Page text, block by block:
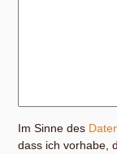
Im Sinne des
dass ich vorhabe,